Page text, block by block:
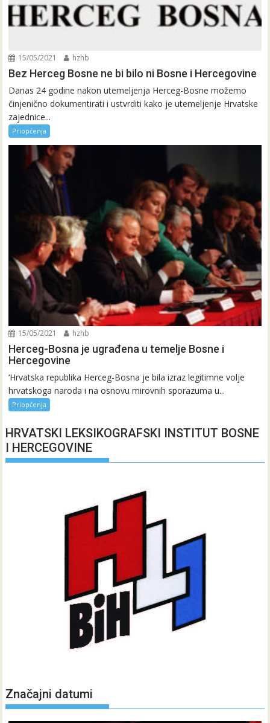
15/05/2021 hzhb
Bez Herceg Bosne ne bi bilo ni Bosne i Hercegovine
Danas 24 godine nakon utemeljenja Herceg-Bosne možemo
činjenično dokumentirati i ustvrditi kako je utemeljenje Hrvatske
zajednice...
Priopćenja
15/05/2021 hzhb
Herceg-Bosna je ugrađena u temelje Bosne i
Hercegovine
‘Hrvatska republika Herceg-Bosna je bila izraz legitimne volje
hrvatskoga naroda i na osnovu mirovnih sporazuma u...
Priopćenja
HRVATSKI LEKSIKOGRAFSKI INSTITUT BOSNE
I HERCEGOVINE
Značajni datumi